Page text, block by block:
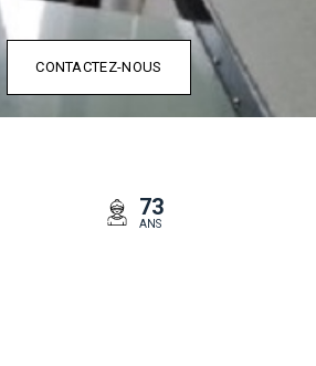
CONTACTEZ-NOUS
73
ANS